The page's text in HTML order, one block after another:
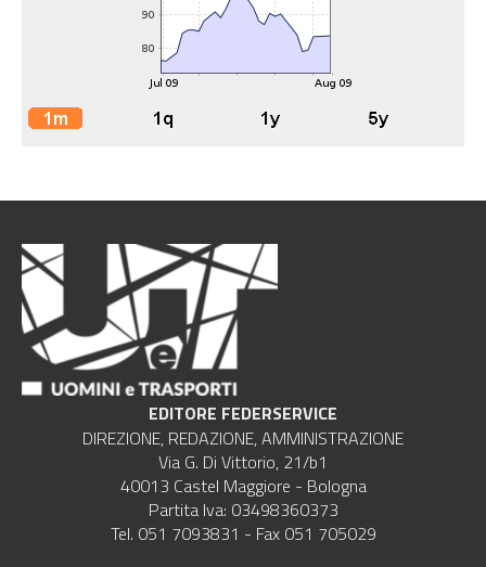
EDITORE FEDERSERVICE
DIREZIONE, REDAZIONE, AMMINISTRAZIONE
Via G. Di Vittorio, 21/b1
40013 Castel Maggiore - Bologna
Partita Iva: 03498360373
Tel. 051 7093831 - Fax 051 705029